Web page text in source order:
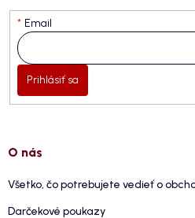
Email
Prihlásiť sa
O nás
Všetko, čo potrebujete vedieť o
Darčekové poukazy